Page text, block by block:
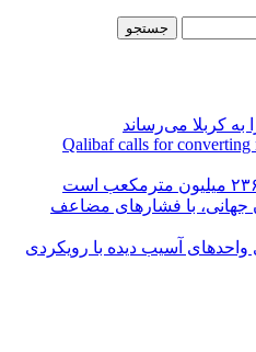
به کربلا می‌رساند
Qalibaf calls for
جهانی، با فشارهای مضاعف
واحدهای آسیب دیده با رویکردی